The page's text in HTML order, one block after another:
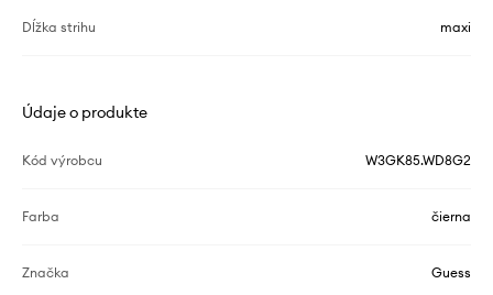
Dĺžka strihu maxi
Údaje o produkte
Kód výrobcu W3GK85.WD8G2
Farba čierna
Značka Guess